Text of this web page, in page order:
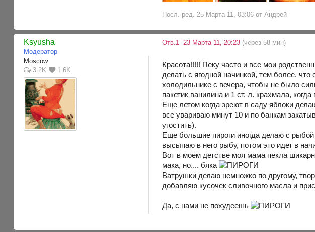
Посл. ред. 25 Марта 11, 03:06 от Андрей
Ksyusha
Модератор
Moscow
3.2K
1.6K
Отв.1 23 Марта 11, 20:23 (через 58 мин)
Красота!!!!! Пеку часто и все мои
делать с ягодной начинкой, тем более,
холодильнике с вечера, чтобы не было
пакетик ванилина и 1 ст. л. крахмала,
Еще летом когда зреют в саду яблоки
все увариваю минут 10 и по банкам
угостить).
Еще большие пироги иногда делаю с
высыпаю в него рыбу, потом это идет в
Вот в моем детстве моя мама пекла
мака, но.... бяка
Ватрушки делаю немножко по другому,
добавляю кусочек сливочного масла и
Да, с нами не похудеешь